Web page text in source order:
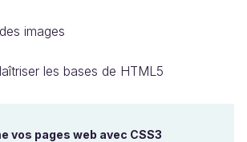
images
les bases de HTML5
vos pages web avec CSS3